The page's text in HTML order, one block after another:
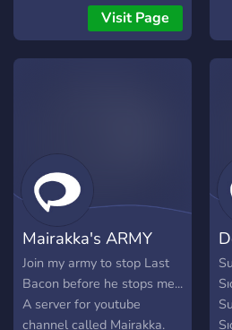
Visit Page
Mairakka's ARMY
Join my army to stop Last
Bacon before he stops me...
A server for youtube
channel called Mairakka.